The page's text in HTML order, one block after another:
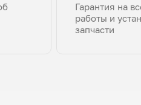
Гарантия на
работы и
запчасти